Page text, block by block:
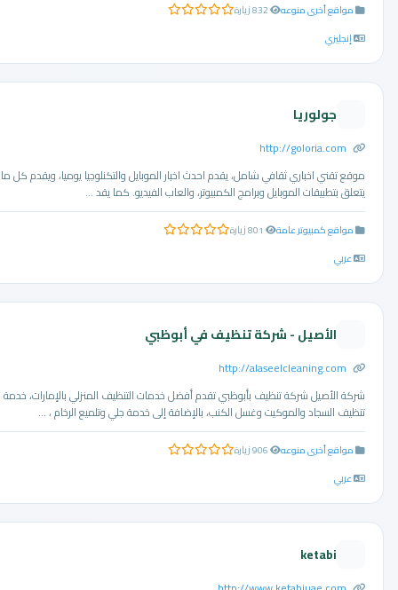
مواقع أخرى منوعه 832 زيارة 0.0 من 5 نجوم
إنجليزي
جولوريا
http://goloria.com
موقع تقني اخباري ثقافي شامل، يقدم احدث اخبار الموبايل والتكنلوجيا يوميا، ويقدم كل ما
يتعلق بتطبيقات الموبايل وبرامج الكمبيوتر، والعاب الفيديو. كما يقد ...
مواقع كمبيوتر عامة 801 زيارة 0.0 من 5 نجوم
عربي
الأصيل - شركة تنظيف في أبوظبي
http://alaseelcleaning.com
شركة الأصيل شركة تنظيف بأبوظبي تقدم أفضل خدمات التنظيف المنزلي بالإمارات، خدمة
تنظيف السجاد والموكيت وغسل الكنب، بالإضافة إلى خدمة جلي وتلميع الرخام ، ...
مواقع أخرى منوعه 906 زيارة 0.0 من 5 نجوم
عربي
ketabi